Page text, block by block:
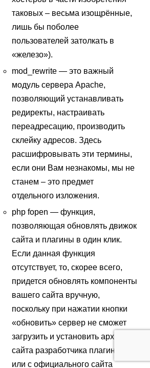
таковых – весьма изощрённые,
лишь бы поболее
пользователей затолкать в
«железо»).
mod_rewrite — это важный
модуль сервера Apache,
позволяющий устанавливать
редиректы, настраивать
переадресацию, производить
склейку адресов. Здесь
расшифровывать эти термины,
если они Вам незнакомы, мы не
станем – это предмет
отдельного изложения.
php fopen — функция,
позволяющая обновлять движок
сайта и плагины в один клик.
Если данная функция
отсутствует, то, скорее всего,
придется обновлять компоненты
вашего сайта вручную,
поскольку при нажатии кнопки
«обновить» сервер не сможет
загрузить и установить архив с
сайта разработчика плагинов
или с официального сайта